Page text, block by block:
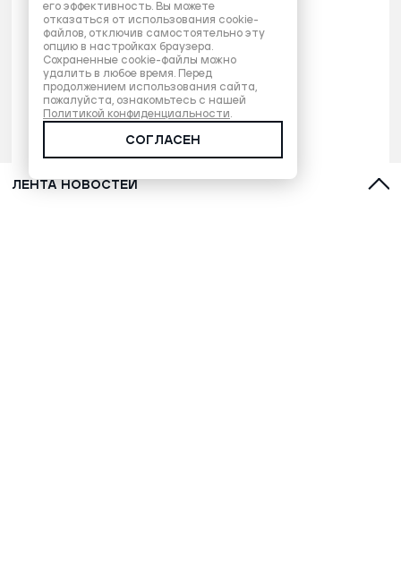
ЛЕНТА НОВОСТЕЙ
его эффективность. Вы можете
отказаться от использования cookie-
файлов, отключив самостоятельно эту
опцию в настройках браузера.
Сохраненные cookie-файлы можно
удалить в любое время. Перед
продолжением использования сайта,
пожалуйста, ознакомьтесь с нашей
Политикой конфиденциальности.
СОГЛАСЕН